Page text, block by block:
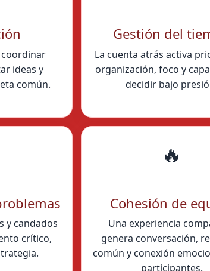
coordinar
ideas y
común.
Gestión del
La cuenta atrás activa
organización, foco y
decidir bajo
y candados
crítico,
🔥
Cohesión de
Una experiencia
genera conversación,
común y conexión
participantes.